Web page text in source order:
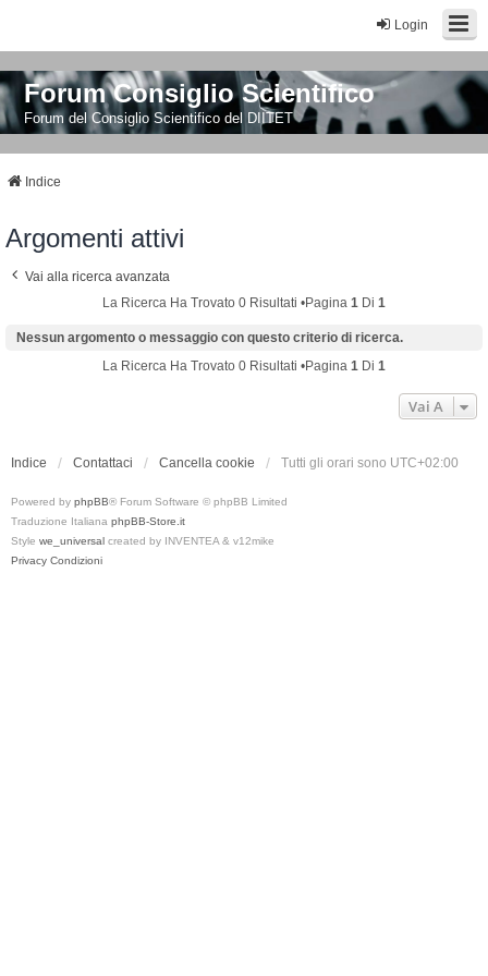
Login
Forum Consiglio Scientifico
Forum del Consiglio Scientifico del DIITET
Indice
Argomenti attivi
Vai alla ricerca avanzata
La Ricerca Ha Trovato 0 Risultati •Pagina 1 Di 1
Nessun argomento o messaggio con questo criterio di ricerca.
La Ricerca Ha Trovato 0 Risultati •Pagina 1 Di 1
Vai A
Indice Contattaci Cancella cookie Tutti gli orari sono UTC+02:00
Powered by phpBB® Forum Software © phpBB Limited
Traduzione Italiana phpBB-Store.it
Style we_universal created by INVENTEA & v12mike
Privacy Condizioni